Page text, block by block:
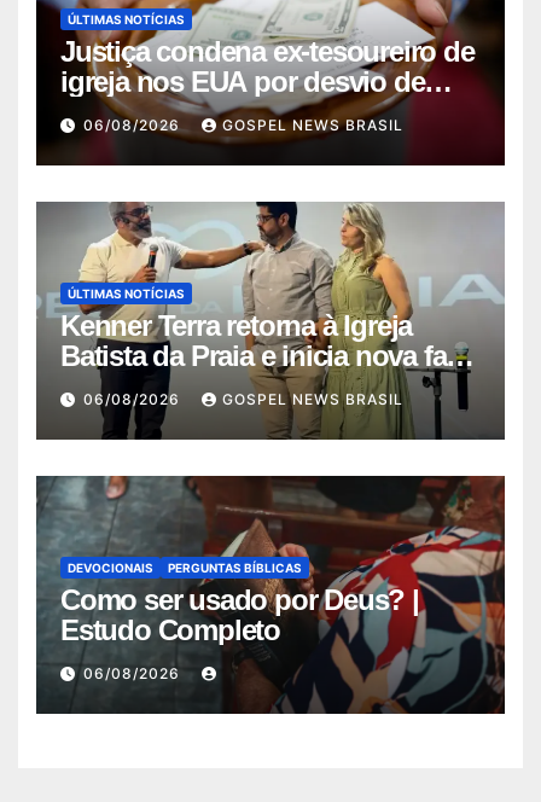
ÚLTIMAS NOTÍCIAS
Justiça condena ex-tesoureiro de
igreja nos EUA por desvio de
quas…
06/08/2026 GOSPEL NEWS BRASIL
ÚLTIMAS NOTÍCIAS
Kenner Terra retorna à Igreja
Batista da Praia e inicia nova fase
…06/08/2026 GOSPEL NEWS BRASIL
DEVOCIONAIS PERGUNTAS BÍBLICAS
Como ser usado por Deus? |
Estudo Completo
06/08/2026